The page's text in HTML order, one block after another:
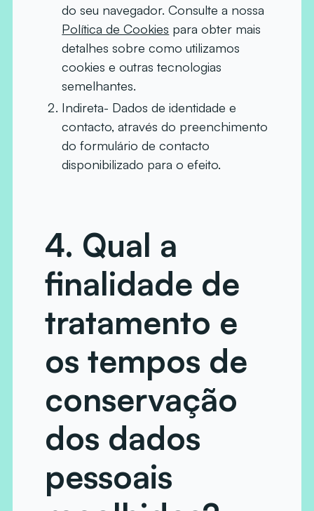
do seu navegador. Consulte a nossa
Política de Cookies para obter mais
detalhes sobre como utilizamos
cookies e outras tecnologias
semelhantes.
Indireta- Dados de identidade e
contacto, através do preenchimento
do formulário de contacto
disponibilizado para o efeito.
4. Qual a
finalidade de
tratamento e
os tempos de
conservação
dos dados
pessoais